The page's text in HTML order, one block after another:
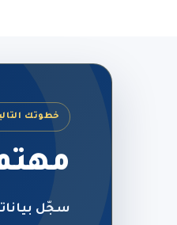
خطوتك
سجّل